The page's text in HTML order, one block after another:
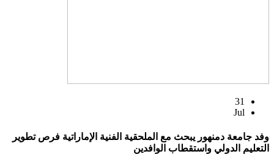
31
Jul
وفد جامعة دمنهور يبحث مع الملحقية الفنية الإماراتية فرص تطوير
التعليم الدولي واستقطاب الوافدين